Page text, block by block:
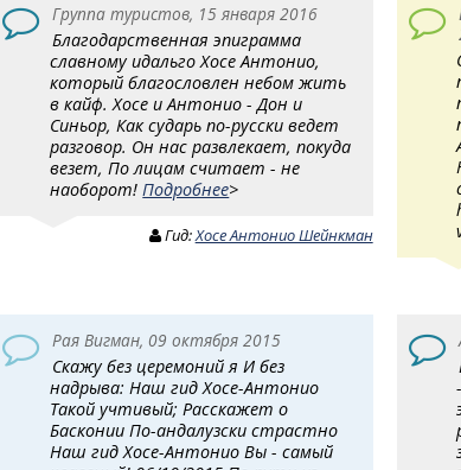
Группа туристов, 15 января 2016
Благодарственная эпиграмма
славному идальго Хосе Антонио,
который благословлен небом жить
в кайф. Хосе и Антонио - Дон и
Синьор, Как сударь по-русски ведет
разговор. Он нас развлекает, покуда
везет, По лицам считает - не
наоборот!Подробнее>
Гид:Хосе Антонио Шейнкман
Рая Вигман, 09 октября 2015
Скажу без церемоний я И без
надрыва: Наш гид Хосе-Антонио
Такой учтивый; Расскажет о
Басконии По-андалузски страстно
Наш гид Хосе-Антонио Вы - самый